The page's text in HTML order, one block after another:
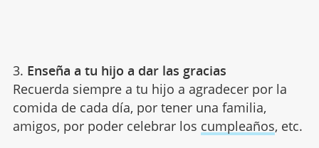
3. Enseña a tu hijo a dar las gracias
Recuerda siempre a tu hijo a agradecer por la
comida de cada día, por tener una familia,
amigos, por poder celebrar los cumpleaños, etc.